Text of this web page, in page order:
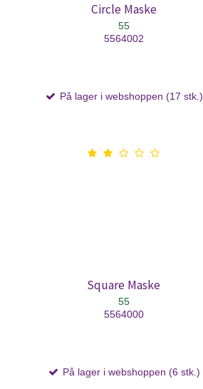
Circle Maske
55
5564002
På lager i webshoppen (17 stk.)
Square Maske
55
5564000
På lager i webshoppen (6 stk.)